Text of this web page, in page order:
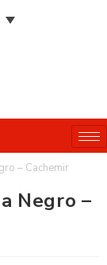
– Cachemir
Negro –